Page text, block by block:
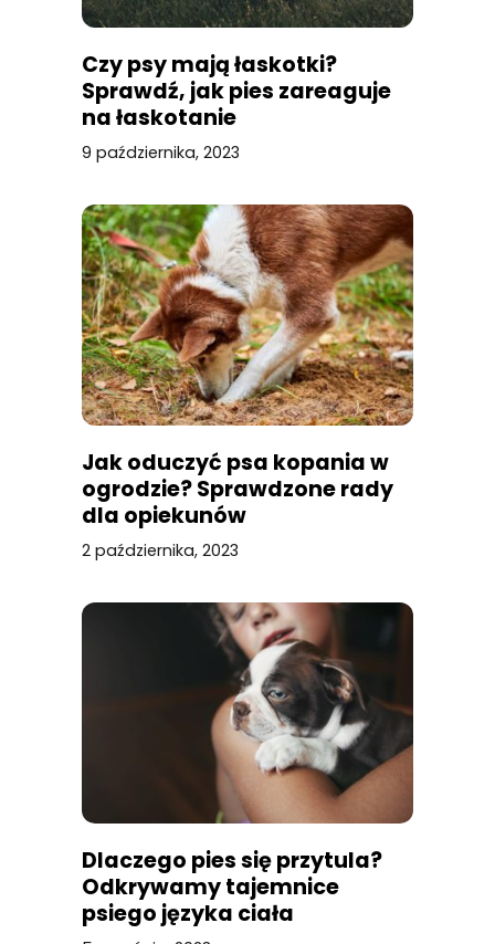
Czy psy mają łaskotki?
Sprawdź, jak pies zareaguje
na łaskotanie
9 października, 2023
Jak oduczyć psa kopania w
ogrodzie? Sprawdzone rady
dla opiekunów
2 października, 2023
Dlaczego pies się przytula?
Odkrywamy tajemnice
psiego języka ciała